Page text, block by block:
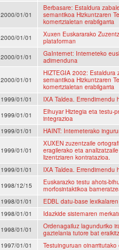
2000/01/01
Berbasare: Estaldura
semantikoa Hizkuntzaren
komertzialetan erabilgarria
2000/01/01
Xuxen Euskararako
plataforman
2000/01/01
GaInternet: Interneteko
adimenduna
2000/01/01
HIZTEGIA 2002: Estaldura
semantikoa Hizkuntzaren
komertzialetan erabilgarria
1999/01/01
IXA Taldea. Errendimendu
1999/01/01
Elhuyar Hiztegia eta testu-
integrazioa
1999/01/01
HAINT: Interneterako
1999/01/01
XUXEN zuzentzaile
eragilerako eta
lizentziaren kontratazioa.
1999/01/01
IXA Taldea. Errendimendu
1998/12/15
Euskarazko testu ahots-
morfosintaktikoa
1998/01/01
EDBL datu-base
1998/01/01
Idazkide sistemaren
1998/01/01
Ordenagailuz lagunduriko
gaztelania tutore bat
1997/01/01
Testuinguruan